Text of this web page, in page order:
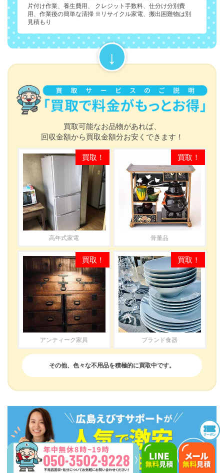
片付け作業、養生費用、 クレジット手数料、仕分け分別費
用、作業後の簡単な清掃 ※リサイクル家電、搬出困難物は別
見積もり
買取可能なお品物があれば、
回収金額から買取金額分お安くできます！
高年式家電 骨董品
アンティーク家具 ブランド食器
その他、色々な不用品を積極的に買取中です。